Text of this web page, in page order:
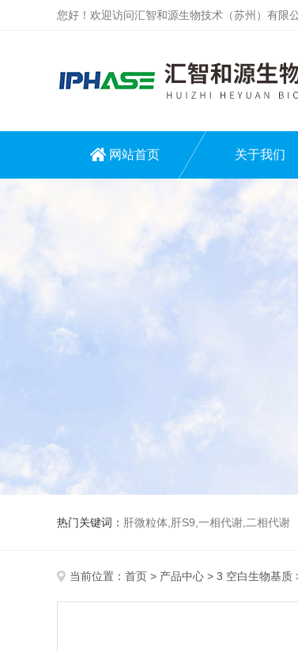
您好！欢迎访问汇智和源生物技术（苏州）有限
网站首页 关于我们
热门关键词： 肝微粒体,肝S9,一相代谢,二相代谢
当前位置： 首页 > 产品中心 > 3 空白生物基质